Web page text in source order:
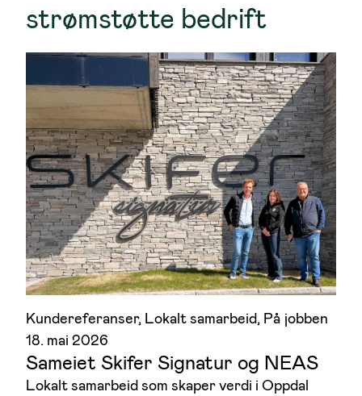
strømstøtte bedrift
Kundereferanser, Lokalt samarbeid, På jobben
18. mai 2026
Sameiet Skifer Signatur og NEAS
Lokalt samarbeid som skaper verdi i Oppdal